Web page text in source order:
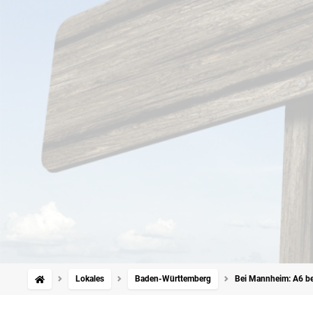
Lokales Baden-Württemberg Bei Mannheim: A6